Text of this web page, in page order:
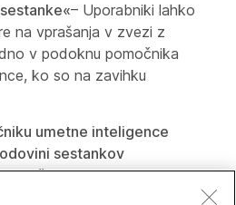
– Uporabniki lahko
na vprašanja v zvezi z
v podoknu pomočnika
ko so na zavihku
umetne inteligence
sestankov
umetne inteligence